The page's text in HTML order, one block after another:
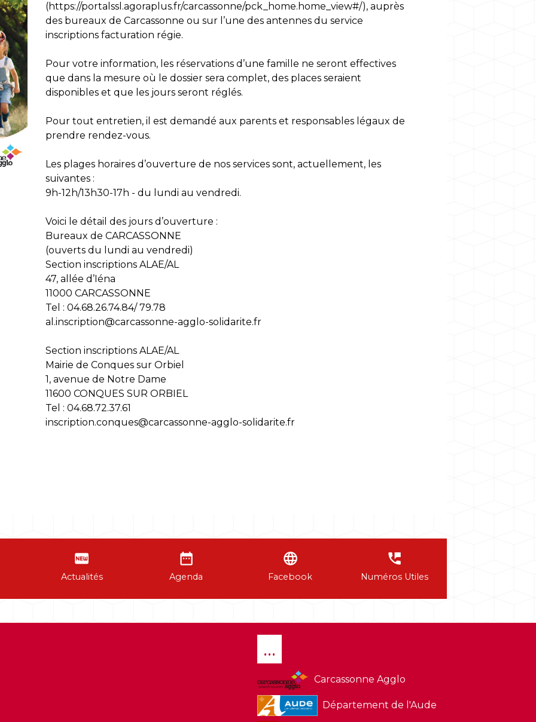
(https://portalssl.agoraplus.fr/carcassonne/pck_home.home_view#/), auprès
des bureaux de Carcassonne ou sur l’une des antennes du service
inscriptions facturation régie.
Pour votre information, les réservations d’une famille ne seront effectives
que dans la mesure où le dossier sera complet, des places seraient
disponibles et que les jours seront réglés.
Pour tout entretien, il est demandé aux parents et responsables légaux de
prendre rendez-vous.
Les plages horaires d’ouverture de nos services sont, actuellement, les
suivantes :
9h-12h/13h30-17h - du lundi au vendredi.
Voici le détail des jours d’ouverture :
Bureaux de CARCASSONNE
(ouverts du lundi au vendredi)
Section inscriptions ALAE/AL
47, allée d’Iéna
11000 CARCASSONNE
Tel : 04.68.26.74.84/ 79.78
al.inscription@carcassonne-agglo-solidarite.fr
Section inscriptions ALAE/AL
Mairie de Conques sur Orbiel
1, avenue de Notre Dame
11600 CONQUES SUR ORBIEL
Tel : 04.68.72.37.61
inscription.conques@carcassonne-agglo-solidarite.fr
fiber_new
Actualités
date_range
Agenda
language
Facebook
perm_phone_msg
Numéros Utiles
...
Carcassonne Agglo
Département de l'Aude